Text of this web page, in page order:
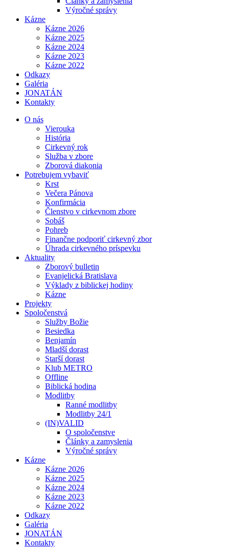
Výročné správy
Kázne
Kázne 2026
Kázne 2025
Kázne 2024
Kázne 2023
Kázne 2022
Odkazy
Galéria
JONATÁN
Kontakty
O nás
Vierouka
História
Cirkevný rok
Služba v zbore
Zborová diakonia
Potrebujem vybaviť
Krst
Večera Pánova
Konfirmácia
Členstvo v cirkevnom zbore
Sobáš
Pohreb
Finančne podporiť cirkevný zbor
Úhrada cirkevného príspevku
Aktuality
Zborový bulletin
Evanjelická Bratislava
Výklady z biblickej hodiny
Kázne
Projekty
Spoločenstvá
Služby Božie
Besiedka
Benjamín
Mladší dorast
Starší dorast
Klub METRO
Offline
Biblická hodina
Modlitby
Ranné modlitby
Modlitby 24/1
(IN)VALID
O spoločenstve
Články a zamyslenia
Výročné správy
Kázne
Kázne 2026
Kázne 2025
Kázne 2024
Kázne 2023
Kázne 2022
Odkazy
Galéria
JONATÁN
Kontakty